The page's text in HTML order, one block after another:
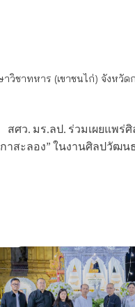
วิชาทหาร (เขาชนไก่) จังหวั
สศว. มร.ลป. ร่วมเผยแพ
กาสะลอง” ในงานศิลปวัฒ